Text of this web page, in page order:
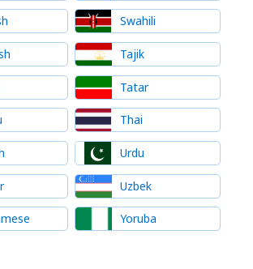
Swahili
Tajik
Tatar
Thai
Urdu
Uzbek
Yoruba